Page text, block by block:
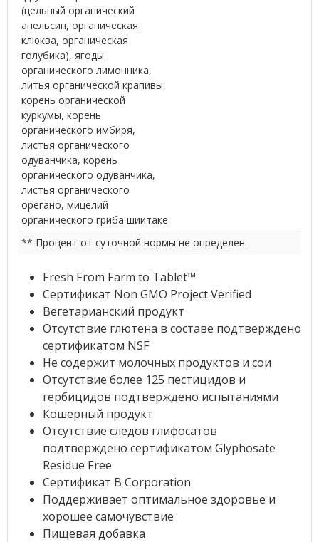
(цельный органический
апельсин, органическая
клюква, органическая
голубика), ягоды
органического лимонника,
литья органической крапивы,
корень органической
куркумы, корень
органического имбиря,
листья органического
одуванчика, корень
органического одуванчика,
листья органического
орегано, мицелий
органического гриба шиитаке
** Процент от суточной нормы не определен.
Fresh From Farm to Tablet™
Сертификат Non GMO Project Verified
Вегетарианский продукт
Отсутствие глютена в составе подтверждено
сертификатом NSF
Не содержит молочных продуктов и сои
Отсутствие более 125 пестицидов и
гербицидов подтверждено испытаниями
Кошерный продукт
Отсутствие следов глифосатов
подтверждено сертификатом Glyphosate
Residue Free
Сертификат B Corporation
Поддерживает оптимальное здоровье и
хорошее самочувствие
Пищевая добавка